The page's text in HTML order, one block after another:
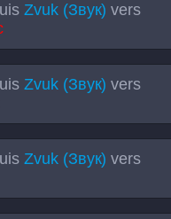
Zvuk (Звук) vers
Zvuk (Звук) vers
Zvuk (Звук) vers